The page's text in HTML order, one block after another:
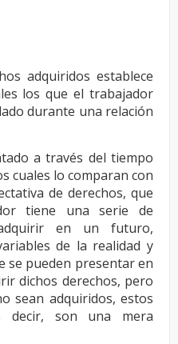
adquiridos establece
los que el trabajador
durante una relación
a través del tiempo
cuales lo comparan con
de derechos, que
tiene una serie de
en un futuro,
de la realidad y
se pueden presentar en
dichos derechos, pero
sean adquiridos, estos
decir, son una mera